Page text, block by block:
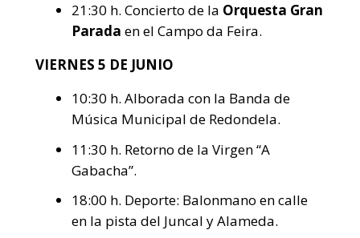
21:30 h. Concierto de la Orquesta Gran
Parada en el Campo da Feira.
VIERNES 5 DE JUNIO
10:30 h. Alborada con la Banda de
Música Municipal de Redondela.
11:30 h. Retorno de la Virgen “A
Gabacha”.
18:00 h. Deporte: Balonmano en calle
en la pista del Juncal y Alameda.